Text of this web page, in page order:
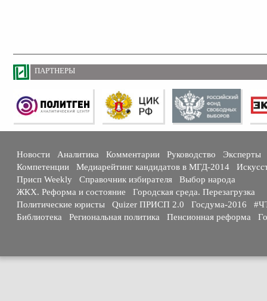
ПАРТНЕРЫ
Новости Аналитика Комментарии Руководство
Эксперты
Компетенции
Медиарейтинг кандидатов в МГД-2014
Присп Weekly
Справочник избирателя
Выбор народа
ЖКХ. Реформа и состояние
Городская среда. Перезагрузка
Политические юристы
Quizer ПРИСП 2.0 Госдума-2016
Библиотека
Региональная политика Пенсионная реформа